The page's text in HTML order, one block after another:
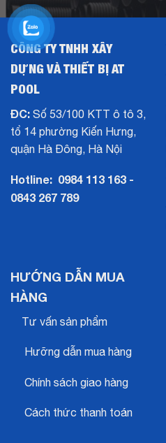
CÔNG TY TNHH XÂY
DỰNG VÀ THIẾT BỊ AT
POOL
ĐC: Số 53/100 KTT ô tô 3,
tổ 14 phường Kiến Hưng,
quận Hà Đông, Hà Nội
Hotline: 0984 113 163 -
0843 267 789
HƯỚNG DẪN MUA
HÀNG
Tư vấn sản phẩm
Hưỡng dẫn mua hàng
Chính sách giao hàng
Cách thức thanh toán